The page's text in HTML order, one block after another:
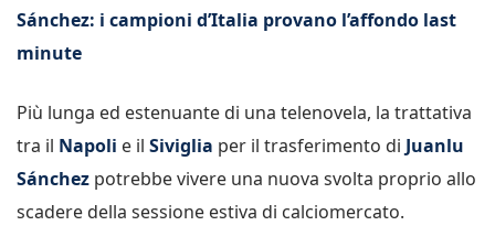
Sánchez: i campioni d’Italia provano l’affondo last
minute
Più lunga ed estenuante di una telenovela, la trattativa
tra il Napoli e il Siviglia per il trasferimento di Juanlu
Sánchez potrebbe vivere una nuova svolta proprio allo
scadere della sessione estiva di calciomercato.